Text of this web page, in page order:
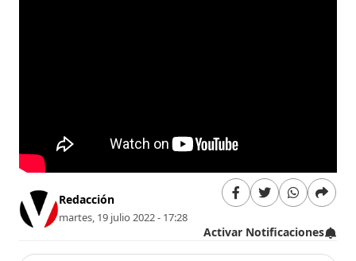
Redacción
martes, 19 julio 2022 - 17:28
Activar Notificaciones